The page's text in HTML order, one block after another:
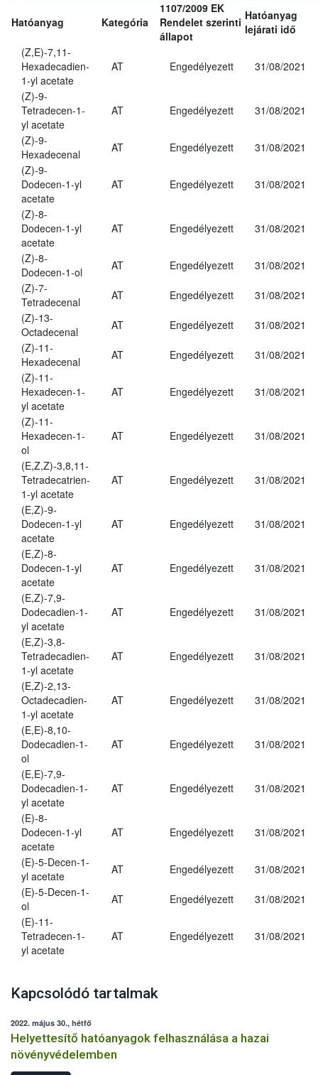
Hatóanyag Kategória
1107/2009 EK
Rendelet szerinti
állapot
Hatóanyag
lejárati idő
(Z,E)-7,11-
Hexadecadien-
1-yl acetate
AT Engedélyezett 31/08/2021
(Z)-9-
Tetradecen-1-
yl acetate
AT Engedélyezett 31/08/2021
(Z)-9-
Hexadecenal
AT Engedélyezett
31/08/2021
(Z)-9-
Dodecen-1-yl
acetate
AT Engedélyezett 31/08/2021
(Z)-8-
Dodecen-1-yl
acetate
AT Engedélyezett 31/08/2021
(Z)-8-
Dodecen-1-ol
AT Engedélyezett
31/08/2021
(Z)-7-
Tetradecenal
AT Engedélyezett
31/08/2021
(Z)-13-
Octadecenal
AT Engedélyezett
31/08/2021
(Z)-11-
Hexadecenal
AT Engedélyezett
31/08/2021
(Z)-11-
Hexadecen-1-
yl acetate
AT Engedélyezett 31/08/2021
(Z)-11-
Hexadecen-1-
ol
AT Engedélyezett 31/08/2021
(E,Z,Z)-3,8,11-
Tetradecatrien-
1-yl acetate
AT Engedélyezett 31/08/2021
(E,Z)-9-
Dodecen-1-yl
acetate
AT Engedélyezett 31/08/2021
(E,Z)-8-
Dodecen-1-yl
acetate
AT Engedélyezett 31/08/2021
(E,Z)-7,9-
Dodecadien-1-
yl acetate
AT Engedélyezett 31/08/2021
(E,Z)-3,8-
Tetradecadien-
1-yl acetate
AT Engedélyezett 31/08/2021
(E,Z)-2,13-
Octadecadien-
1-yl acetate
AT Engedélyezett 31/08/2021
(E,E)-8,10-
Dodecadien-1-
ol
AT Engedélyezett 31/08/2021
(E,E)-7,9-
Dodecadien-1-
yl acetate
AT Engedélyezett 31/08/2021
(E)-8-
Dodecen-1-yl
acetate
AT Engedélyezett 31/08/2021
(E)-5-Decen-1-
yl acetate
AT Engedélyezett
31/08/2021
(E)-5-Decen-1-
ol
AT Engedélyezett
31/08/2021
(E)-11-
Tetradecen-1-
yl acetate
AT Engedélyezett 31/08/2021
Kapcsolódó tartalmak
2022. május 30., hétfő
Helyettesítő hatóanyagok felhasználása a hazai
növényvédelemben